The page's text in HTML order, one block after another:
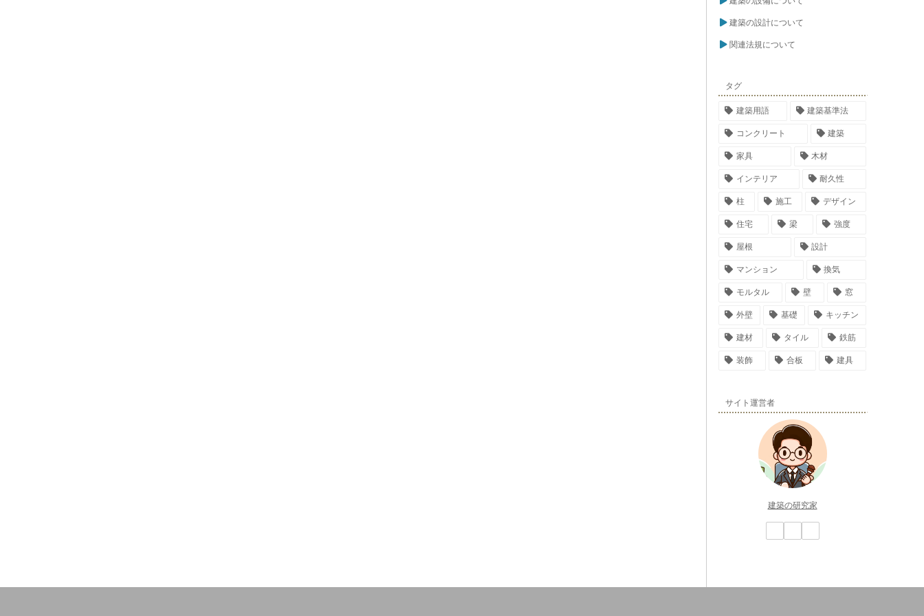
建築の設計について
関連法規について
タグ
建築用語 建築基準法
コンクリート 建築
家具 木材
インテリア 耐久性
柱 施工 デザイン
住宅 梁 強度
屋根 設計
マンション 換気
モルタル 壁 窓
外壁 基礎 キッチン
建材 タイル 鉄筋
装飾 合板 建具
サイト運営者
建築の研究家